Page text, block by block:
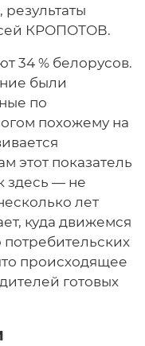
КРОПОТОВ.
34 % белорусов.
были
по
похожему на
этот показатель
здесь — не
лет
куда движемся
происходящее
готовых